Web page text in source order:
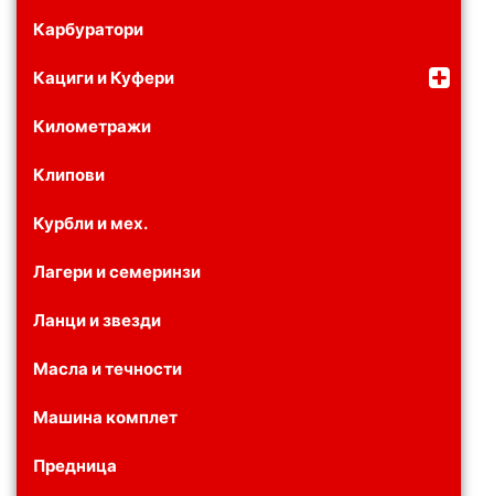
Карбуратори
Кациги и Куфери
Километражи
Клипови
Курбли и мех.
Лагери и семеринзи
Ланци и звезди
Масла и течности
Машина комплет
Предница